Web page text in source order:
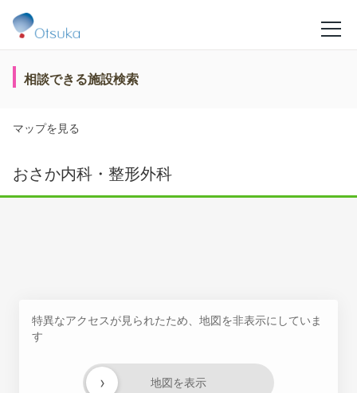
相談できる施設検索
マップを見る
おさか内科・整形外科
特異なアクセスが見られたため、地図を非表示にしていま
す
地図を表示
›